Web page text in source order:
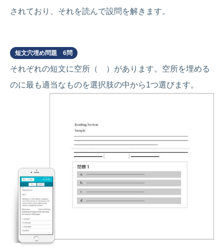
されており、それを読んで設問を解きます。
短文穴埋め問題 6問
それぞれの短文に空所（ ）があります。空所を埋める
のに最も適当なものを選択肢の中から1つ選びます。